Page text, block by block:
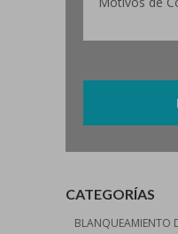
CATEGORÍAS
BLANQUEAMIENTO